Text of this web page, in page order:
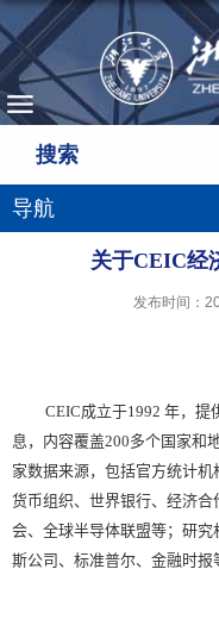
搜索
导航
关于CEIC经
发布时间：
CEIC成立于1992 年，提
息，内容覆盖200多个国家和
家数据来源，包括官方统计
货币组织、世界银行、经济
会、全球半导体联盟等；研
斯公司、标准普尔、金融时报